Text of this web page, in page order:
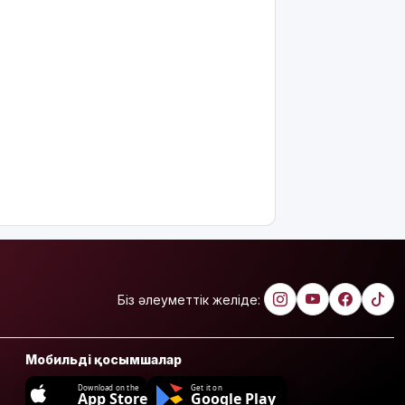
Біз әлеуметтік желіде:
Мобильді қосымшалар
Download on the
App Store
Get it on
Google Play